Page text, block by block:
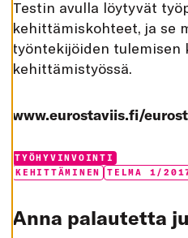
K
Y
V
Ä
K
K
K
I
S
Testin avulla löytyvät
kehittämiskohteet, ja se
työntekijöiden tulemisen
kehittämistyössä.
www.eurostaviis.fi/
Categories:
TYÖHYVINVOINTI
Tags:
KEHITTÄMINEN TELMA 1/
Anna palautetta